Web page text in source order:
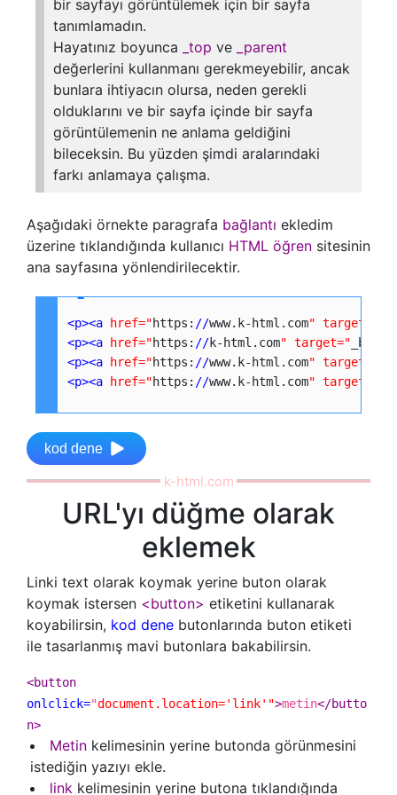
bir sayfayı görüntülemek için bir sayfa
tanımlamadın.
Hayatınız boyunca
_top ve
_parent
değerlerini kullanmanı gerekmeyebilir, ancak
bunlara ihtiyacın olursa, neden gerekli
olduklarını ve bir sayfa içinde bir sayfa
görüntülemenin ne anlama geldiğini
bileceksin. Bu yüzden şimdi aralarındaki
farkı anlamaya çalışma.
Aşağıdaki örnekte paragrafa bağlantı ekledim
üzerine tıklandığında kullanıcı HTML öğren sitesinin
ana sayfasına yönlendirilecektir.
<p><a href="https: //www.k-html.com" target="
<p><a href="https: //k-html.com" target=" _blank
<p><a href="https: //www.k-html.com" target=
<p><a href="https: //www.k-html.com" target=
kod dene
URL'yı düğme olarak
eklemek
Linki text olarak koymak yerine buton olarak
koymak istersen <button> etiketini kullanarak
koyabilirsin, kod dene butonlarında buton etiketi
ile tasarlanmış mavi butonlara bakabilirsin.
<button
onlclick="document.location='link'">metin</butto
n>
Metin kelimesinin yerine butonda görünmesini
istediğin yazıyı ekle.
link kelimesinin yerine butona tıklandığında